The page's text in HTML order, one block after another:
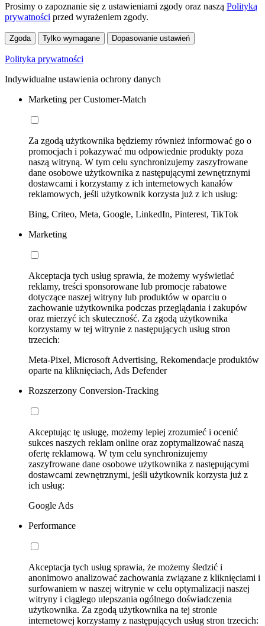
Prosimy o zapoznanie się z ustawieniami zgody oraz naszą Polityką
prywatności przed wyrażeniem zgody.
Zgoda Tylko wymagane Dopasowanie ustawień
Polityka prywatności
Indywidualne ustawienia ochrony danych
Marketing per Customer-Match
Za zgodą użytkownika będziemy również informować go o
promocjach i pokazywać mu odpowiednie produkty poza
naszą witryną. W tym celu synchronizujemy zaszyfrowane
dane osobowe użytkownika z następującymi zewnętrznymi
dostawcami i korzystamy z ich internetowych kanałów
reklamowych, jeśli użytkownik korzysta już z ich usług:
Bing, Criteo, Meta, Google, LinkedIn, Pinterest, TikTok
Marketing
Akceptacja tych usług sprawia, że możemy wyświetlać
reklamy, treści sponsorowane lub promocje rabatowe
dotyczące naszej witryny lub produktów w oparciu o
zachowanie użytkownika podczas przeglądania i zakupów
oraz mierzyć ich skuteczność. Za zgodą użytkownika
korzystamy w tej witrynie z następujących usług stron
trzecich:
Meta-Pixel, Microsoft Advertising, Rekomendacje produktów
oparte na kliknięciach, Ads Defender
Rozszerzony Conversion-Tracking
Akceptując tę usługę, możemy lepiej zrozumieć i ocenić
sukces naszych reklam online oraz zoptymalizować naszą
ofertę reklamową. W tym celu synchronizujemy
zaszyfrowane dane osobowe użytkownika z następującymi
dostawcami zewnętrznymi, jeśli użytkownik korzysta już z
ich usług:
Google Ads
Performance
Akceptacja tych usług sprawia, że możemy śledzić i
anonimowo analizować zachowania związane z kliknięciami i
surfowaniem w naszej witrynie w celu optymalizacji naszej
witryny i ciągłego ulepszania ogólnego doświadczenia
użytkownika. Za zgodą użytkownika na tej stronie
internetowej korzystamy z następujących usług stron trzecich: